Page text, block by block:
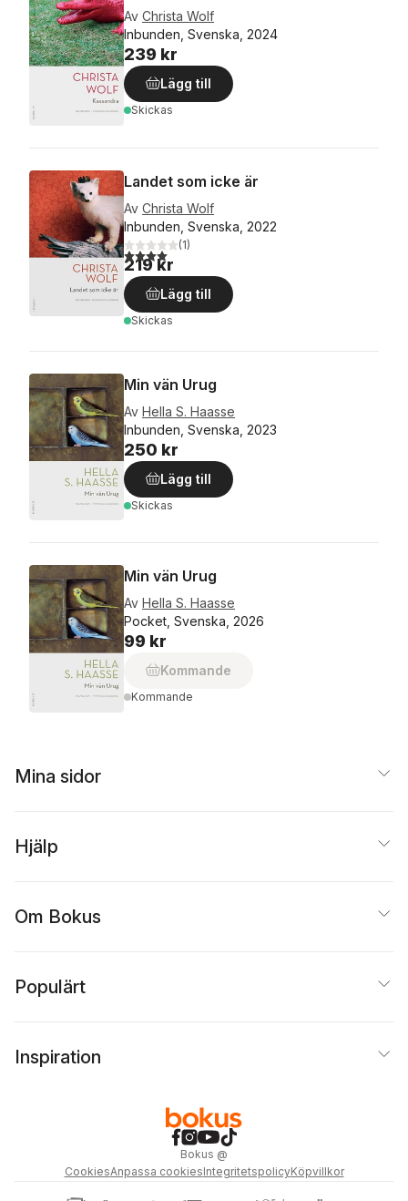
Av Christa Wolf
Inbunden, Svenska, 2024
239 kr
Lägg till
Skickas
Landet som icke är
Av Christa Wolf
Inbunden, Svenska, 2022
4,0utav 5 stjärnor. Totalt antal röster:
(1)
219 kr
Lägg till
Skickas
Min vän Urug
Av Hella S. Haasse
Inbunden, Svenska, 2023
250 kr
Lägg till
Skickas
Min vän Urug
Av Hella S. Haasse
Pocket, Svenska, 2026
99 kr
Kommande
Kommande
Mina sidor
Hjälp
Om Bokus
Populärt
Inspiration
Bokus @
CookiesAnpassa cookiesIntegritetspolicyKöpvillkor